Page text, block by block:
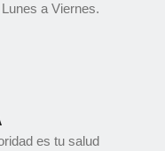
a Viernes.
es tu salud